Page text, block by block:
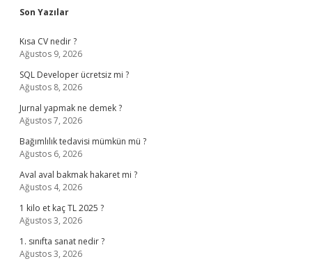
Sidebar
Son Yazılar
Kısa CV nedir ?
Ağustos 9, 2026
SQL Developer ücretsiz mi ?
Ağustos 8, 2026
Jurnal yapmak ne demek ?
Ağustos 7, 2026
Bağımlılık tedavisi mümkün mü ?
Ağustos 6, 2026
Aval aval bakmak hakaret mi ?
Ağustos 4, 2026
1 kilo et kaç TL 2025 ?
Ağustos 3, 2026
1. sınıfta sanat nedir ?
Ağustos 3, 2026